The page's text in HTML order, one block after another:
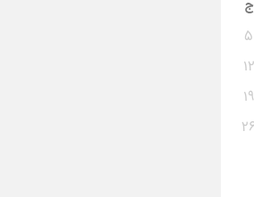
ج
۵
۱۲
۱۹
۲۶